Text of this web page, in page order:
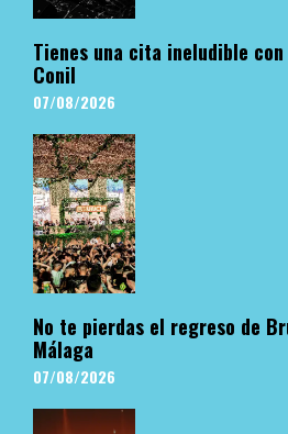
Tienes una cita ineludible
Conil
07/08/2026
No te pierdas el regreso de
Málaga
07/08/2026